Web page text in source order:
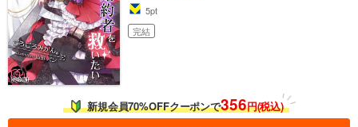
5pt
完結
新規会員70%OFFクーポンで356円(税込)